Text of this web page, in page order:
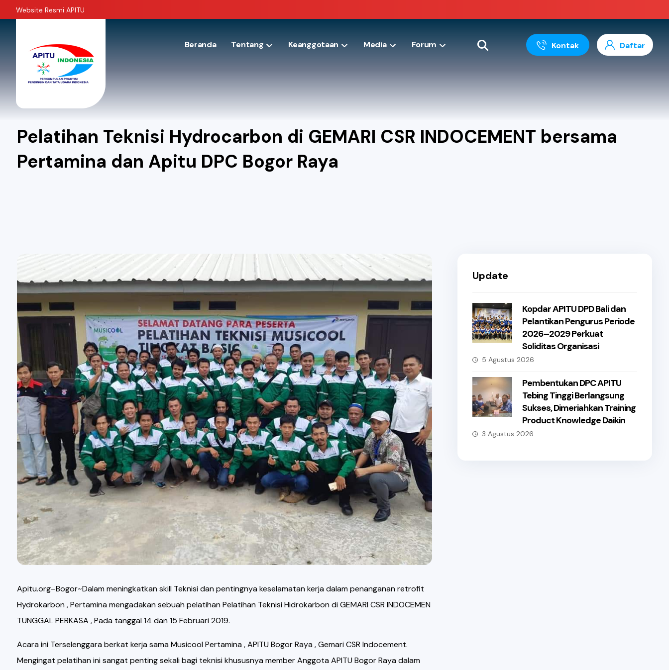
Website Resmi APITU
Beranda Tentang Keanggotaan Media Forum Daftar
Kontak
Pelatihan Teknisi Hydrocarbon di GEMARI CSR INDOCEMENT bersama
Pertamina dan Apitu DPC Bogor Raya
Apitu.org–Bogor~Dalam meningkatkan skill Teknisi dan pentingnya keselamatan kerja dalam penanganan retrofit
Hydrokarbon , Pertamina mengadakan sebuah pelatihan Pelatihan Teknisi Hidrokarbon di GEMARI CSR INDOCEMEN
TUNGGAL PERKASA , Pada tanggal 14 dan 15 Februari 2019.
Acara ini Terselenggara berkat kerja sama Musicool Pertamina , APITU Bogor Raya , Gemari CSR Indocement.
Mengingat pelatihan ini sangat penting sekali bagi teknisi khususnya member Anggota APITU Bogor Raya dalam
Update
Kopdar APITU DPD Bali dan
Pelantikan Pengurus Periode
2026–2029 Perkuat
Soliditas Organisasi
5 Agustus 2026
Pembentukan DPC APITU
Tebing Tinggi Berlangsung
Sukses, Dimeriahkan Training
Product Knowledge Daikin
3 Agustus 2026